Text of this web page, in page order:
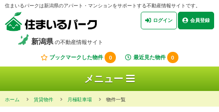
住まいるパークは新潟県のアパート・マンションをサポートする不動産情報サイトです。
新潟県の不動産情報サイト
ログイン 会員登録
ブックマークした物件 0 最近見た物件 0
メニュー
ホーム 賃貸物件 月極駐車場 物件一覧